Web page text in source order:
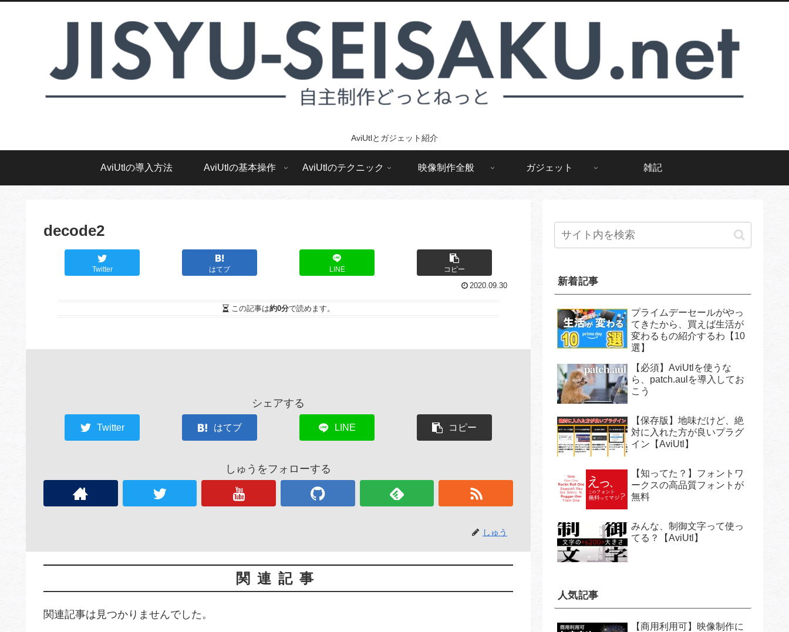
AviUtlとガジェット紹介
AviUtlの導入方法 AviUtlの基本操作 AviUtlのテクニック 映像制作全般 ガジェット 雑記
decode2
Twitter はてブ LINE コピー
2020.09.30
この記事は約0分で読めます。
シェアする
Twitter はてブ LINE コピー
しゅうをフォローする
しゅう
関連記事
関連記事は見つかりませんでした。
新着記事
プライムデーセールがやっ
てきたから、買えば生活が
変わるもの紹介するわ【10
選】
【必須】AviUtlを使うな
ら、patch.aulを導入してお
こう
【保存版】地味だけど、絶
対に入れた方が良いプラグ
イン【AviUtl】
【知ってた？】フォントワ
ークスの高品質フォントが
無料
みんな、制御文字って使っ
てる？【AviUtl】
人気記事
【商用利用可】映像制作に